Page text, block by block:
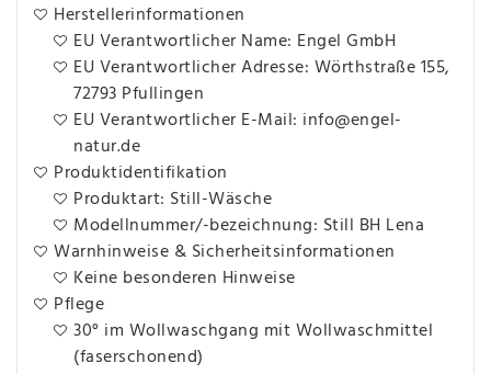
Herstellerinformationen
EU Verantwortlicher Name: Engel GmbH
EU Verantwortlicher Adresse: Wörthstraße 155,
72793 Pfullingen
EU Verantwortlicher E-Mail: info@engel-
natur.de
Produktidentifikation
Produktart: Still-Wäsche
Modellnummer/-bezeichnung: Still BH Lena
Warnhinweise & Sicherheitsinformationen
Keine besonderen Hinweise
Pflege
30° im Wollwaschgang mit Wollwaschmittel
(faserschonend)